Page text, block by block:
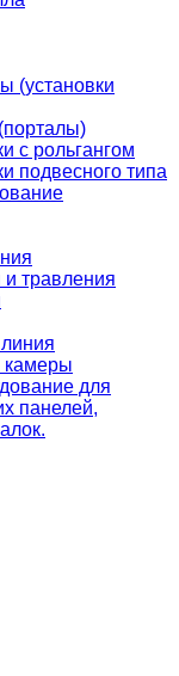
(установки
с рольгангом
подвесного типа
травления
камеры
для
панелей,